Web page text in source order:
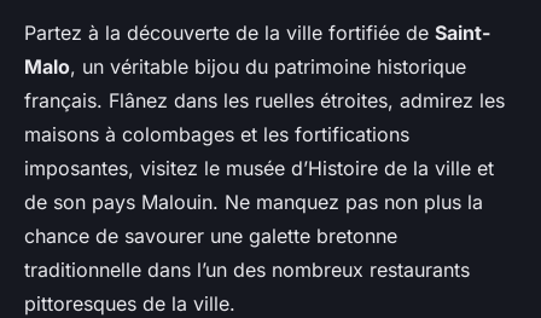
Partez à la découverte de la ville fortifiée de Saint-
Malo, un véritable bijou du patrimoine historique
français. Flânez dans les ruelles étroites, admirez les
maisons à colombages et les fortifications
imposantes, visitez le musée d’Histoire de la ville et
de son pays Malouin. Ne manquez pas non plus la
chance de savourer une galette bretonne
traditionnelle dans l’un des nombreux restaurants
pittoresques de la ville.